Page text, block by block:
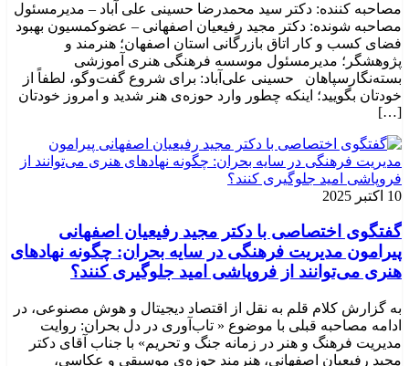
مصاحبه کننده: دکتر سید محمدرضا حسینی علی آباد – مدیرمسئول
مصاحبه شونده: دکتر مجید رفیعیان اصفهانی – عضوکمسیون بهبود
فضای کسب و کار اتاق بازرگانی استان اصفهان؛ هنرمند و
پژوهشگر؛ ‌مدیرمسئول موسسه فرهنگی هنری آموزشی
بسته‌نگارسپاهان حسینی علی‌آباد: برای شروع گفت‌وگو، لطفاً از
خودتان بگویید؛ اینکه چطور وارد حوزه‌ی هنر شدید و امروز خودتان
[…]
10 اکتبر 2025
گفتگوی اختصاصی با دکتر مجید رفیعیان اصفهانی
پیرامون مدیریت فرهنگی در سایه بحران: چگونه نهادهای
هنری می‌توانند از فروپاشی امید جلوگیری کنند؟
به گزارش کلام قلم به نقل از اقتصاد دیجیتال و هوش مصنوعی، در
ادامه مصاحبه قبلی با موضوع « تاب‌آوری در دل بحران: روایت
مدیریت فرهنگ و هنر در زمانه جنگ و تحریم» با جناب آقای دکتر
مجید رفیعیان اصفهانی، هنرمند حوزه‌ی موسیقی و عکاسی،